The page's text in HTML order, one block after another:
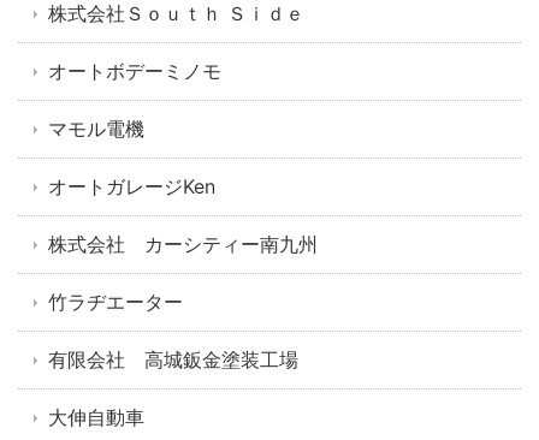
株式会社Ｓｏｕｔｈ Ｓｉｄｅ
オートボデーミノモ
マモル電機
オートガレージKen
株式会社 カーシティー南九州
竹ラヂエーター
有限会社 高城鈑金塗装工場
大伸自動車